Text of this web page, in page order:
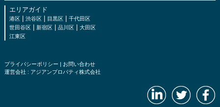
エリアガイド
港区| 渋谷区| 目黒区| 千代田区
世田谷区| 新宿区| 品川区| 大田区
江東区
プライバシーポリシー | お問い合わせ
運営会社 : アジアンプロパティ株式会社